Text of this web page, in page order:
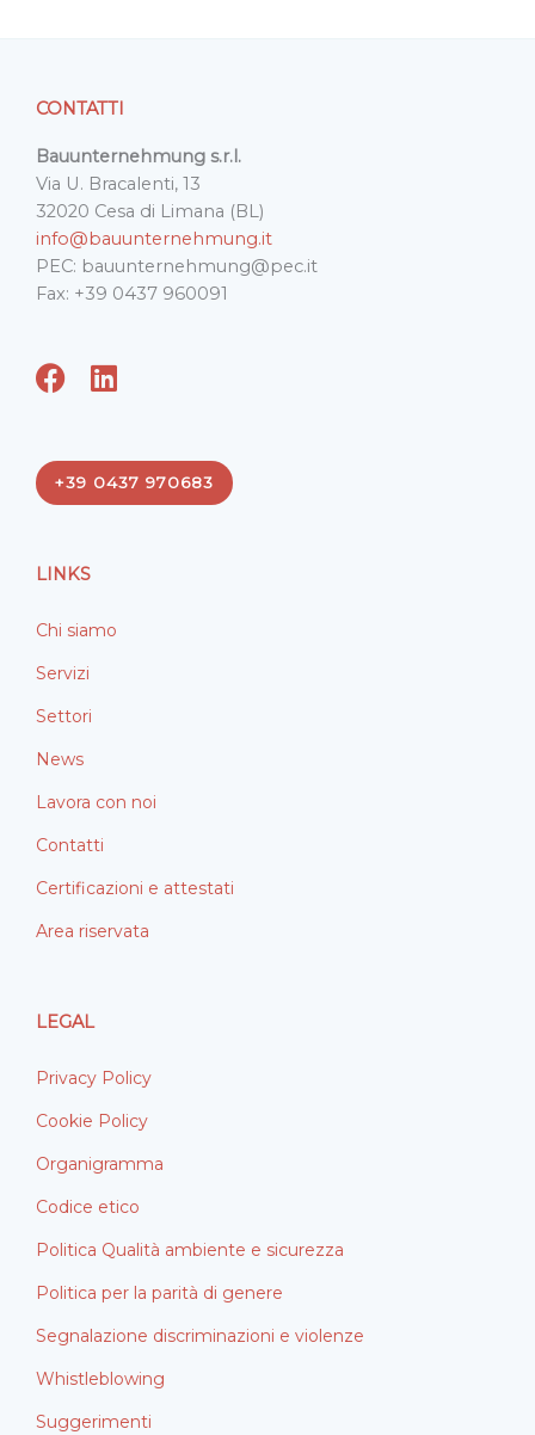
CONTATTI
Bauunternehmung s.r.l.
Via U. Bracalenti, 13
32020 Cesa di Limana (BL)
info@bauunternehmung.it
PEC: bauunternehmung@pec.it
Fax: +39 0437 960091
F
e
b
k
L
k
e
+39 0437 970683
LINKS
Chi siamo
Servizi
Settori
News
Lavora con noi
Contatti
Certificazioni e attestati
Area riservata
LEGAL
Privacy Policy
Cookie Policy
Organigramma
Codice etico
Politica Qualità ambiente e sicurezza
Politica per la parità di genere
Segnalazione discriminazioni e violenze
Whistleblowing
Suggerimenti